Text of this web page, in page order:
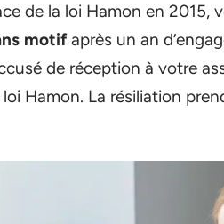
de la loi Hamon en
motifaprès un an
de réception à votre
Hamon. La résiliation